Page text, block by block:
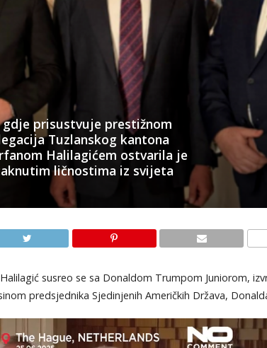
prisustvuje prestižnom
Tuzlanskog kantona
Halilagićem ostvarila je
ličnostima iz svijeta
susreo se sa Donaldom Trumpom Juniorom,
predsjednika Sjedinjenih Američkih Država,